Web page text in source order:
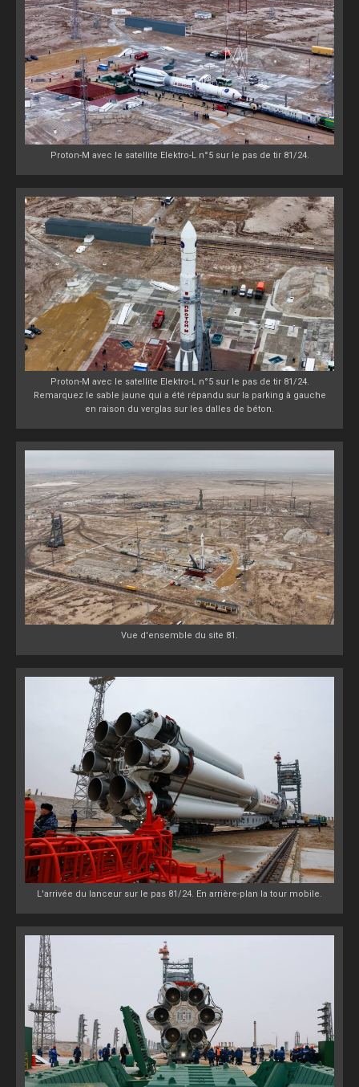
Proton-M avec le satellite Elektro-L n°5 sur le pas de tir 81/24.
Proton-M avec le satellite Elektro-L n°5 sur le pas de tir 81/24.
Remarquez le sable jaune qui a été répandu sur la parking à gauche
en raison du verglas sur les dalles de béton.
Vue d'ensemble du site 81.
L'arrivée du lanceur sur le pas 81/24. En arrière-plan la tour mobile.